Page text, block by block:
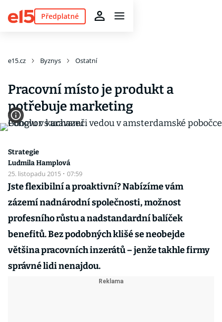
Předplatné
e15.cz Byznys Ostatní
Pracovní místo je produkt a
potřebuje marketing
Strategie
Ludmila Hamplová
25. listopadu 2015 · 07:59
Jste flexibilní a proaktivní? Nabízíme vám
zázemí nadnárodní společnosti, možnost
profesního růstu a nadstandardní balíček
benefitů. Bez podobných klišé se neobejde
většina pracovních inzerátů – jenže takhle firmy
správné lidi nenajdou.